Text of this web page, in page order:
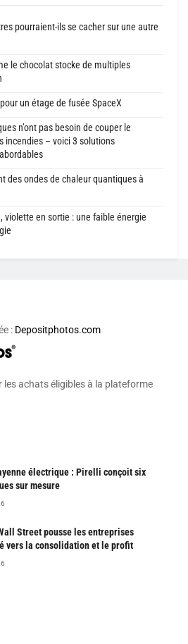
pourraient-ils se cacher sur une autre
le chocolat stocke de multiples
un étage de fusée SpaceX
n’ont pas besoin de couper le
incendies – voici 3 solutions
des ondes de chaleur quantiques à
violette en sortie : une faible énergie
: Depositphotos.com
les achats éligibles à la plateforme
électrique : Pirelli conçoit six
sur mesure
Street pousse les entreprises
vers la consolidation et le profit